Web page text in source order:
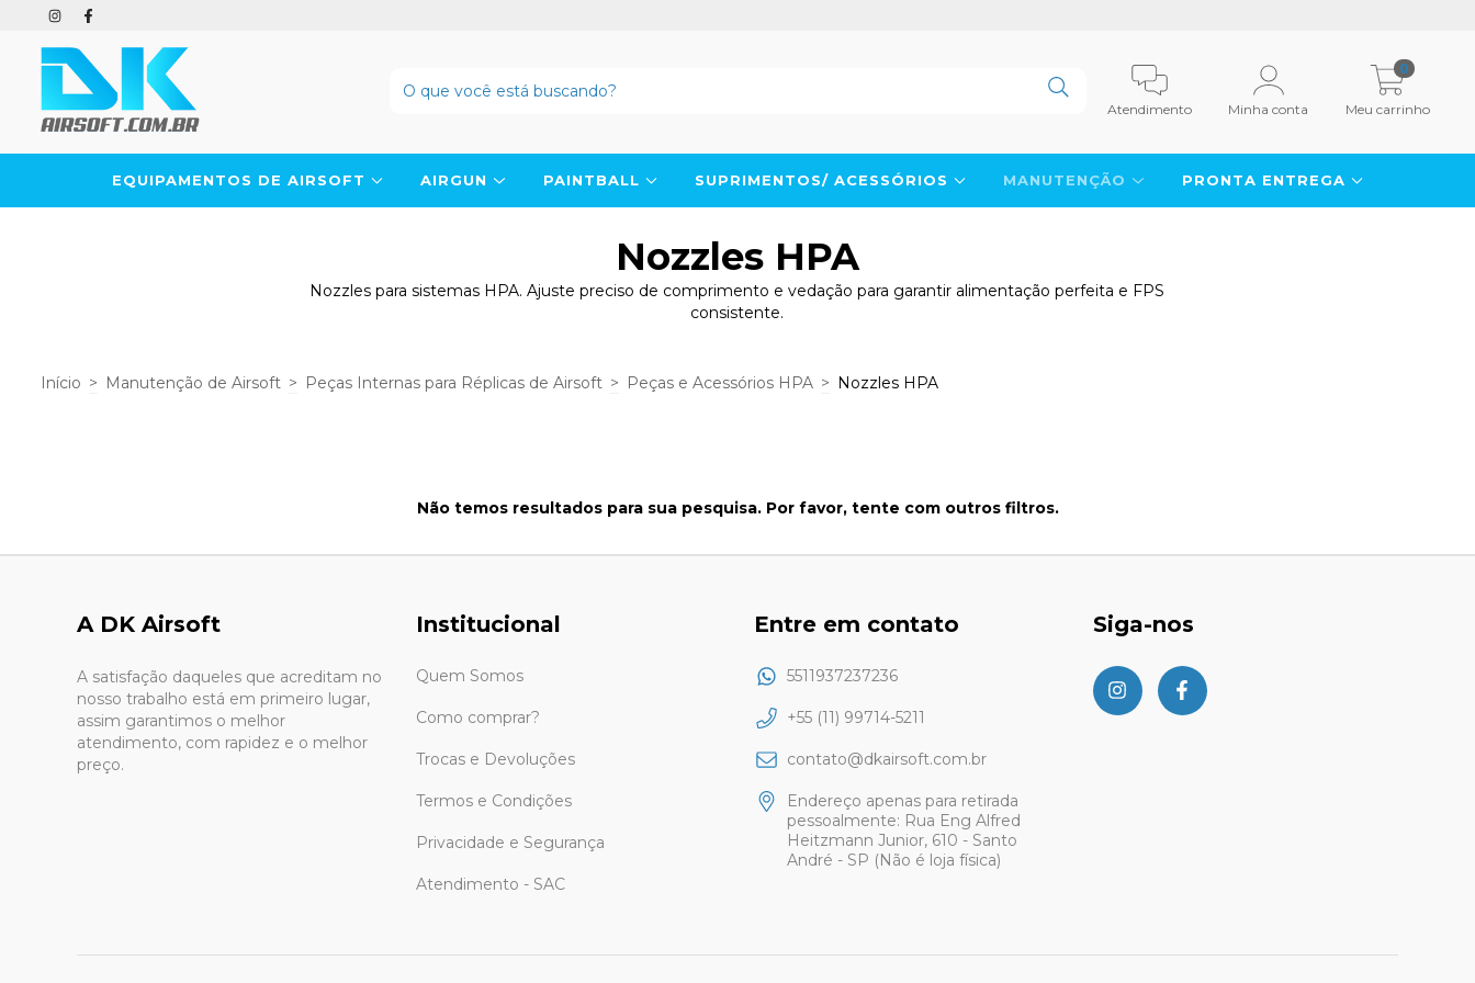
Atendimento Minha conta Meu carrinho
0
EQUIPAMENTOS DE AIRSOFT AIRGUN PAINTBALL SUPRIMENTOS/ ACESSÓRIOS MANUTENÇÃO PRONTA ENTREGA
Nozzles HPA
Nozzles para sistemas HPA. Ajuste preciso de comprimento e vedação para garantir alimentação perfeita e FPS
consistente.
Início > Manutenção de Airsoft > Peças Internas para Réplicas de Airsoft > Peças e Acessórios HPA > Nozzles HPA
Não temos resultados para sua pesquisa. Por favor, tente com outros filtros.
A DK Airsoft
A satisfação daqueles que acreditam no
nosso trabalho está em primeiro lugar,
assim garantimos o melhor
atendimento, com rapidez e o melhor
preço.
Institucional
Quem Somos
Como comprar?
Trocas e Devoluções
Termos e Condições
Privacidade e Segurança
Atendimento - SAC
Entre em contato
5511937237236
+55 (11) 99714-5211
contato@dkairsoft.com.br
Endereço apenas para retirada
pessoalmente: Rua Eng Alfred
Heitzmann Junior, 610 - Santo
André - SP (Não é loja física)
Siga-nos